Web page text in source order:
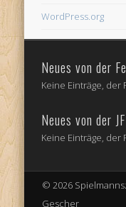
WordPress.org
Neues von der
Keine Einträge, der
Neues von der JF
Keine Einträge, der
© 2026
Gescher